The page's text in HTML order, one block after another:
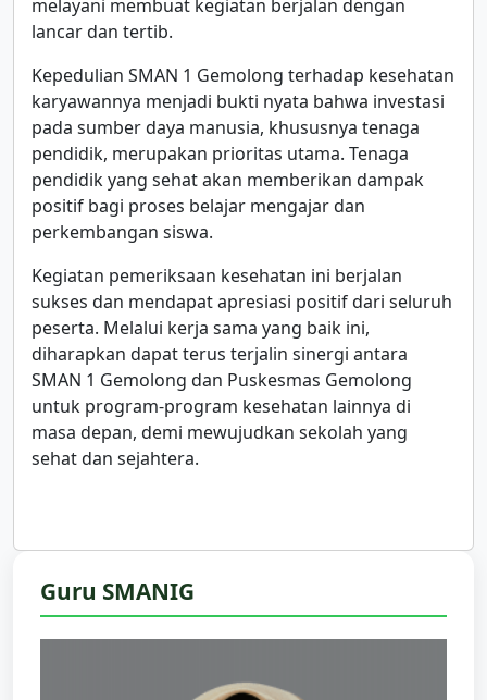
melayani membuat kegiatan berjalan dengan
lancar dan tertib.
Kepedulian SMAN 1 Gemolong terhadap kesehatan
karyawannya menjadi bukti nyata bahwa investasi
pada sumber daya manusia, khususnya tenaga
pendidik, merupakan prioritas utama. Tenaga
pendidik yang sehat akan memberikan dampak
positif bagi proses belajar mengajar dan
perkembangan siswa.
Kegiatan pemeriksaan kesehatan ini berjalan
sukses dan mendapat apresiasi positif dari seluruh
peserta. Melalui kerja sama yang baik ini,
diharapkan dapat terus terjalin sinergi antara
SMAN 1 Gemolong dan Puskesmas Gemolong
untuk program-program kesehatan lainnya di
masa depan, demi mewujudkan sekolah yang
sehat dan sejahtera.
Guru SMANIG